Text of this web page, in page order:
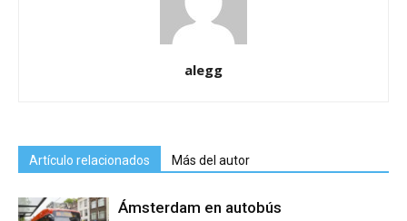
alegg
Artículo relacionados Más del autor
Ámsterdam en autobús